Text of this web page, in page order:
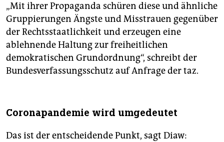
„Mit ihrer Propaganda schüren diese und ähnliche
Gruppierungen Ängste und Misstrauen gegenüber
der Rechtsstaatlichkeit und erzeugen eine
ablehnende Haltung zur freiheitlichen
demokratischen Grundordnung“, schreibt der
Bundesverfassungsschutz auf Anfrage der taz.
Coronapandemie wird umgedeutet
Das ist der entscheidende Punkt, sagt Diaw: